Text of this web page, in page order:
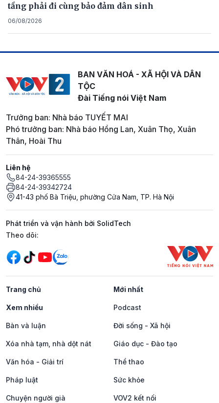
tầng phải đi cùng bảo đảm dân sinh
06/08/2026
BAN VĂN HOÁ - XÃ HỘI VÀ DÂN
TỘC
Đài Tiếng nói Việt Nam
Trưởng ban: Nhà báo TUYẾT MAI
Phó trưởng ban: Nhà báo Hồng Lan, Xuân Thọ, Xuân
Thân, Hoài Thu
Liên hệ
84-24-39365555
84-24-39342724
41-43 phố Bà Triệu, phường Cửa Nam, TP. Hà Nội
Phát triển và vận hành bởi SolidTech
Mạng xã hội
Theo dõi:
Trang chủ Mới nhất
Xem nhiều Podcast
Bàn và luận Đời sống - Xã hội
Xóa nhà tạm, nhà dột nát Giáo dục - Đào tạo
Văn hóa - Giải trí Thể thao
Pháp luật Sức khỏe
Chuyện người già VOV2 kết nối